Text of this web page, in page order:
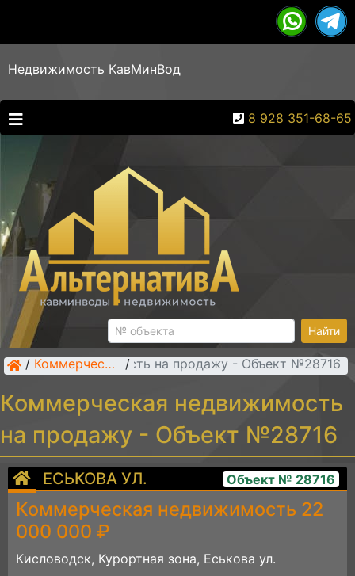
Недвижимость КавМинВод
8 928 351-68-65
Найти
/ Коммерческая недвижимость /
недвижимость на продажу - Объект №28716
Коммерческая недвижимость
на продажу - Объект №28716
ЕСЬКОВА УЛ. Объект № 28716
Коммерческая недвижимость 22
000 000 ₽
Кисловодск, Курортная зона, Еськова ул.